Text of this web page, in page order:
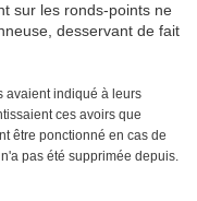
sur les ronds-points ne
desservant de fait
avaient indiqué à leurs
ces avoirs que
être ponctionné en cas de
pas été supprimée depuis.